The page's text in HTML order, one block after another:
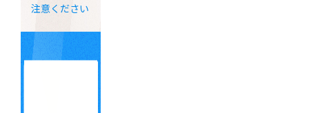
注意ください